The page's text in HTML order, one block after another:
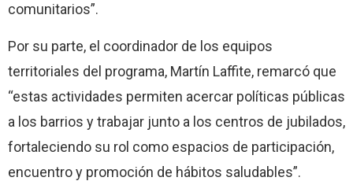
comunitarios”.
Por su parte, el coordinador de los equipos
territoriales del programa, Martín Laffite, remarcó que
“estas actividades permiten acercar políticas públicas
a los barrios y trabajar junto a los centros de jubilados,
fortaleciendo su rol como espacios de participación,
encuentro y promoción de hábitos saludables”.